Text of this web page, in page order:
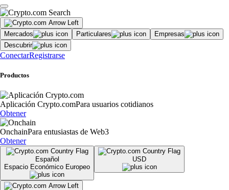
Mercados Particulares
Empresas
Descubrir
ConectarRegistrarse
Productos
Aplicación Crypto.comPara usuarios cotidianos
Obtener
OnchainPara entusiastas de Web3
Obtener
Español
Espacio Económico Europeo
USD